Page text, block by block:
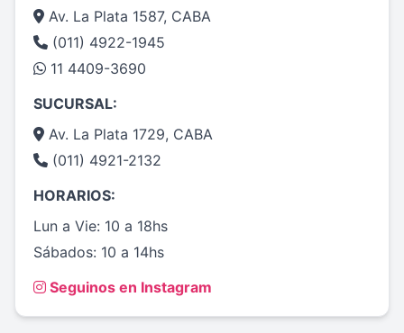
Av. La Plata 1587, CABA
(011) 4922-1945
11 4409-3690
SUCURSAL:
Av. La Plata 1729, CABA
(011) 4921-2132
HORARIOS:
Lun a Vie: 10 a 18hs
Sábados: 10 a 14hs
Seguinos en Instagram